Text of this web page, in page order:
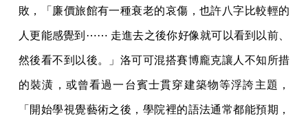
敗，「廉價旅館有一種衰老的哀傷，也許八字比較輕的
人更能感覺到⋯⋯ 走進去之後你好像就可以看到以前、
然後看不到以後。」洛可可混搭賽博龐克讓人不知所措
的裝潢，或曾看過一台賓士貫穿建築物等浮誇主題，
「開始學視覺藝術之後，學院裡的語法通常都能預期，